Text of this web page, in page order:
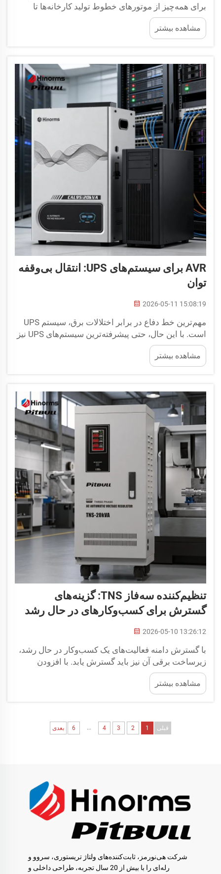
برای همه‌چیز از موتورهای خطوط تولید کارخانه‌ها تا
مراکز داده پیشرفته استفاده می‌شود. اگرچه این برق از
شبکه صنعتی تأمین می‌شود، ولی لزوماً همیشه ثابت و
۱۰۰٪ پایدار نیست؛ خرابی ماشین‌آلات منجر به...
مشاهده بیشتر
AVR برای سیستم‌های UPS: انتقال بی‌وقفه
توان
2026-05-11 15:08:19
مهم‌ترین خط دفاع در برابر اختلالات برق، سیستم UPS
است. با این حال، حتی پیشرفته‌ترین سیستم‌های UPS نیز
نمی‌توانند در برابر اختلالات حفاظت کنند زمانی که ولتاژ
بیش از حد طراحی‌شده خود شارژ و تخلیه شوند که این
مشاهده بیشتر
تنظیم‌کننده سه‌فاز TNS: گزینه‌های
گسترش برای کسب‌وکارهای در حال رشد
2026-05-10 13:26:12
با گسترش دامنه فعالیت‌های یک کسب‌وکار در حال رشد،
زیرساخت برقی آن نیز باید گسترش یابد. با افزودن
کمپرسورها یا خطوط تولید، بار الکتریکی کل افزایش
یافته و ناپایداری‌های ولتاژ ایجاد می‌کند...
مشاهده بیشتر
قبلی 1
2
3
4
...
6 بعدی
شرکت هی‌نورمز، ثابت‌کننده‌های ولتاژ تریستوری، سروو و
رله‌ای را با بیش از 20 سال تجربه، طراحی داخلی و